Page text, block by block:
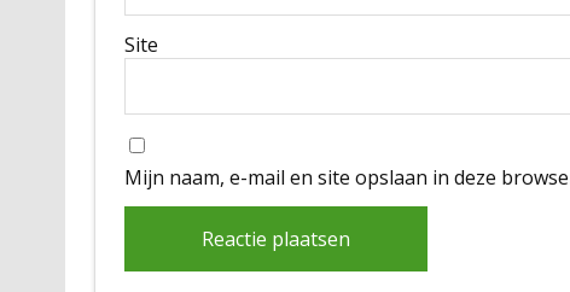
Site
Mijn naam, e-mail en site opslaan in deze